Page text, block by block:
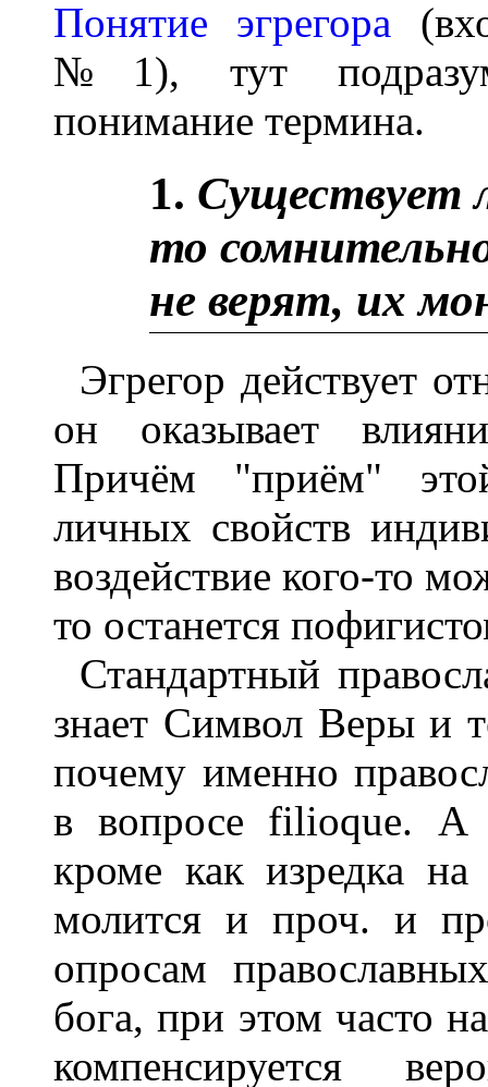
Понятие эгрегора
№1), тут
понимание термина.
1. Существует
то
не верят, их
Эгрегор действует
он оказывает
Причём "приём"
личных свойств
воздействие кого-то
то останется
Стандартный
знает Символ Веры и
почему именно
в вопросе filioque. А
кроме как изредка
молится и проч. и
опросам
бога, при этом часто
компенсируется